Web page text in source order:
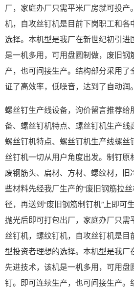
厂，家庭办厂只需平米厂房就可投产
机，自攻丝钉机是目前下岗职工和各
选择。本机型是我厂在新世纪初引进
是一机多用，可用盘圆制做，废旧钢
产，也可间接生产。结构部分采用了
证了高效率，低噪音，达到了自动润。
螺丝钉生产线设备，询价留言推荐给
备、螺丝钉机特点、螺丝钉机生产线
螺丝钉机特点、螺丝钉机生产线螺丝
丝钉机一切从用户角度出发。制钉原
废钢筋头、扁材、方材、螺纹材，旧
些材料先经我厂生产的“废旧钢筋拉
径，再送到“废旧钢筋制钉机”上即可
抛光后即可打包出厂，家庭办厂只需
丝钉机，螺纹钉机，自攻丝钉机是目
型投资者理想的选择。本机型是我厂
先进技术，该机是一机多用，可用盘
钉。即可连续生产，也可间接生产。